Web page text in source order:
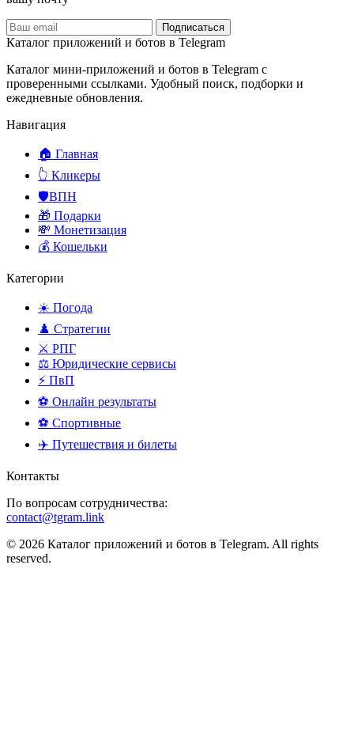
Подписаться
Каталог приложений и ботов в Telegram
Каталог мини-приложений и ботов в Telegram с
проверенными ссылками. Удобный поиск, подборки и
ежедневные обновления.
Навигация
🏠 Главная
👆 Кликеры
🛡️ВПН
🎁 Подарки
💸 Монетизация
💰 Кошельки
Категории
☀️ Погода
♟️ Стратегии
⚔️ РПГ
⚖️ Юридические сервисы
⚡ ПвП
⚽ Онлайн результаты
⚽ Спортивные
✈️ Путешествия и билеты
Контакты
По вопросам сотрудничества:
contact@tgram.link
© 2026 Каталог приложений и ботов в Telegram. All rights
reserved.